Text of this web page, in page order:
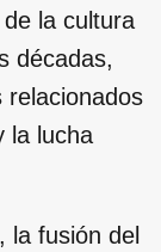
la cultura
décadas,
la lucha
la fusión del